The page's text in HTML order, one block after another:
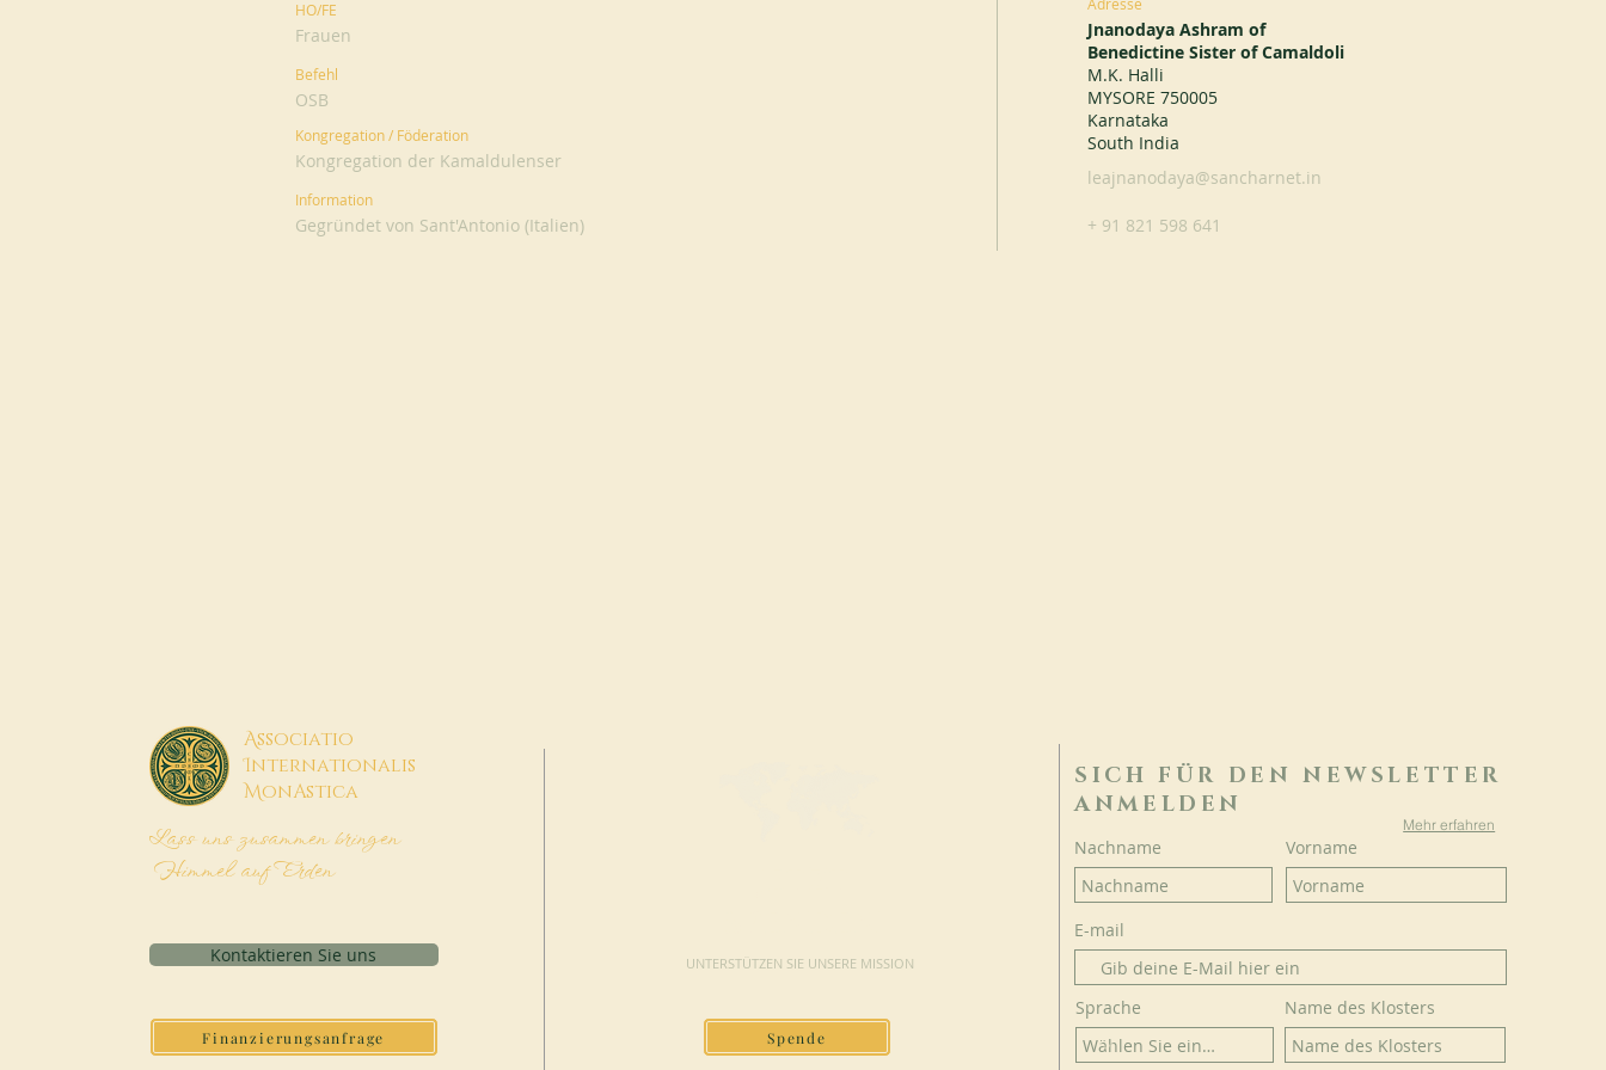
HO/FE
Frauen
Befehl
OSB
Kongregation / Föderation
Kongregation der Kamaldulenser
Information
Gegründet von Sant'Antonio (Italien)
Jnanodaya Ashram of
Benedictine Sister of Camaldoli
M.K. Halli
MYSORE 750005
Karnataka
South India
leajnanodaya@sancharnet.in
+ 91 821 598 641
Associatio
Internationalis
MonAstica
Lass uns zusammen bringen
Himmel auf Erden
Kontaktieren Sie uns
Finanzierungsanfrage
UNTERSTÜTZEN SIE UNSERE MISSION
Spende
SICH FÜR DEN NEWSLETTER
ANMELDEN
Mehr erfahren
Nachname Vorname
E-mail
Sprache Name des Klosters